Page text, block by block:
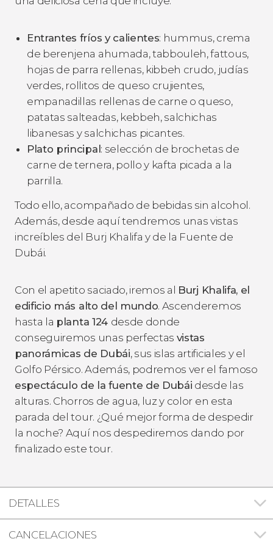
Entrantes fríos y calientes: hummus, crema
de berenjena ahumada, tabbouleh, fattous,
hojas de parra rellenas, kibbeh crudo, judías
verdes, rollitos de queso crujientes,
empanadillas rellenas de carne o queso,
patatas salteadas, kebbeh, salchichas
libanesas y salchichas picantes.
Plato principal: selección de brochetas de
carne de ternera, pollo y kafta picada a la
parrilla.
Todo ello, acompañado de bebidas sin alcohol.
Además, desde aquí tendremos unas vistas
increíbles del Burj Khalifa y de la Fuente de
Dubái.
Con el apetito saciado, iremos al Burj Khalifa, el
edificio más alto del mundo. Ascenderemos
hasta la planta 124 desde donde
conseguiremos unas perfectas vistas
panorámicas de Dubái, sus islas artificiales y el
Golfo Pérsico. Además, podremos ver el famoso
espectáculo de la fuente de Dubái desde las
alturas. Chorros de agua, luz y color en esta
parada del tour. ¿Qué mejor forma de despedir
la noche? Aquí nos despediremos dando por
finalizado este tour.
DETALLES
CANCELACIONES